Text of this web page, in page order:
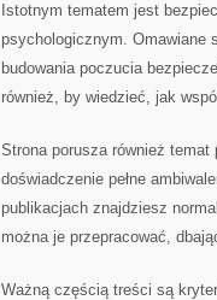
Istotnym tematem jest
psychologicznym. Omawiane
budowania poczucia
również, by wiedzieć, jak
Strona porusza również
doświadczenie pełne
publikacjach znajdziesz
można je przepracować,
Ważną częścią treści są